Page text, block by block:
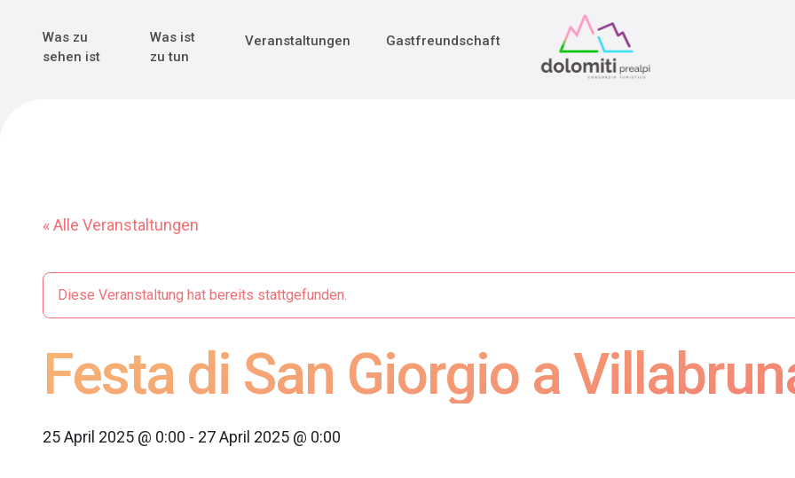
Main Navigation
Was zu
sehen ist
Was ist
zu tun
Veranstaltungen Gastfreundschaft
« Alle Veranstaltungen
Diese Veranstaltung hat bereits stattgefunden.
Festa di San Giorgio a
25 April 2025 @ 0:00 - 27 April 2025 @ 0:00